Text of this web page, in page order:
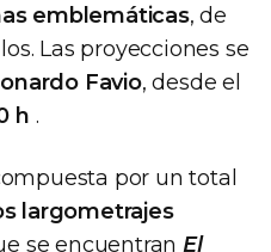
emblemáticas, de
Las proyecciones se
Favio, desde el
h .
por un total
largometrajes
se encuentranEl